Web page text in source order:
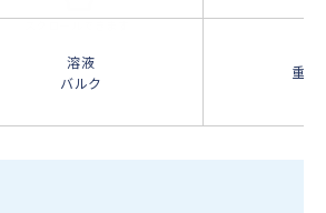
溶液
バルク
重付